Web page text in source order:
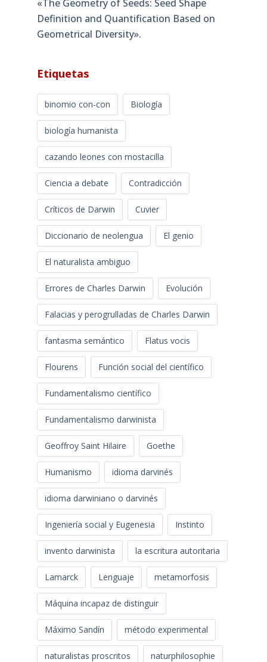
«The Geometry of Seeds: Seed Shape
Definition and Quantification Based on
Geometrical Diversity»​.
Etiquetas
binomio con-con Biología
biología humanista
cazando leones con mostacilla
Ciencia a debate Contradicción
Críticos de Darwin Cuvier
Diccionario de neolengua El genio
El naturalista ambiguo
Errores de Charles Darwin Evolución
Falacias y perogrulladas de Charles Darwin
fantasma semántico Flatus vocis
Flourens Función social del científico
Fundamentalismo científico
Fundamentalismo darwinista
Geoffroy Saint Hilaire Goethe
Humanismo idioma darvinés
idioma darwiniano o darvinés
Ingeniería social y Eugenesia Instinto
invento darwinista la escritura autoritaria
Lamarck Lenguaje metamorfosis
Máquina incapaz de distinguir
Máximo Sandín método experimental
naturalistas proscritos naturphilosophie